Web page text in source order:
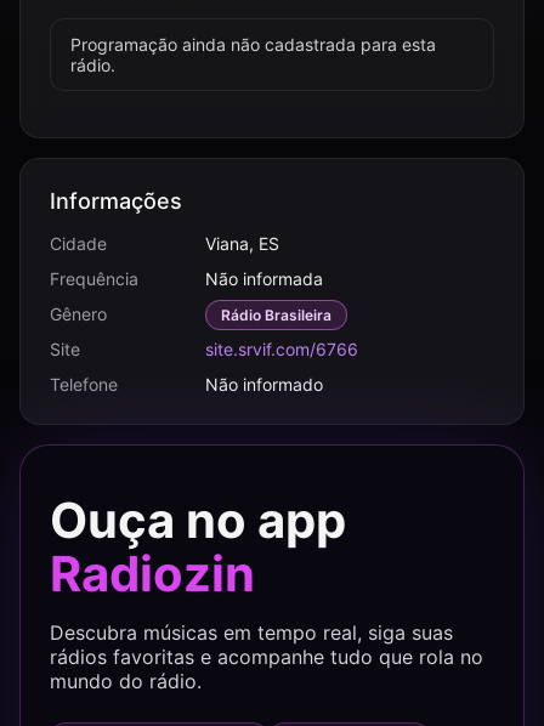
Programação ainda não cadastrada para esta
rádio.
Informações
Cidade
Viana, ES
Frequência
Não informada
Gênero
Rádio Brasileira
Site
site.srvif.com/6766
Telefone
Não informado
Ouça no app
Radiozin
Descubra músicas em tempo real, siga suas
rádios favoritas e acompanhe tudo que rola no
mundo do rádio.